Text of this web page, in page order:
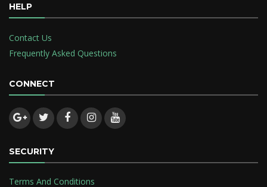
HELP
Contact Us
Frequently Asked Questions
CONNECT
SECURITY
Terms And Conditions